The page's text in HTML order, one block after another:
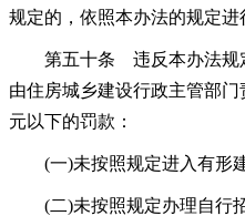
规定的，依照本办法的规定进
第五十条 违反本办法规定
由住房城乡建设行政主管部
元以下的罚款：
(一)未按照规定进入有形建
(二)未按照规定办理自行招